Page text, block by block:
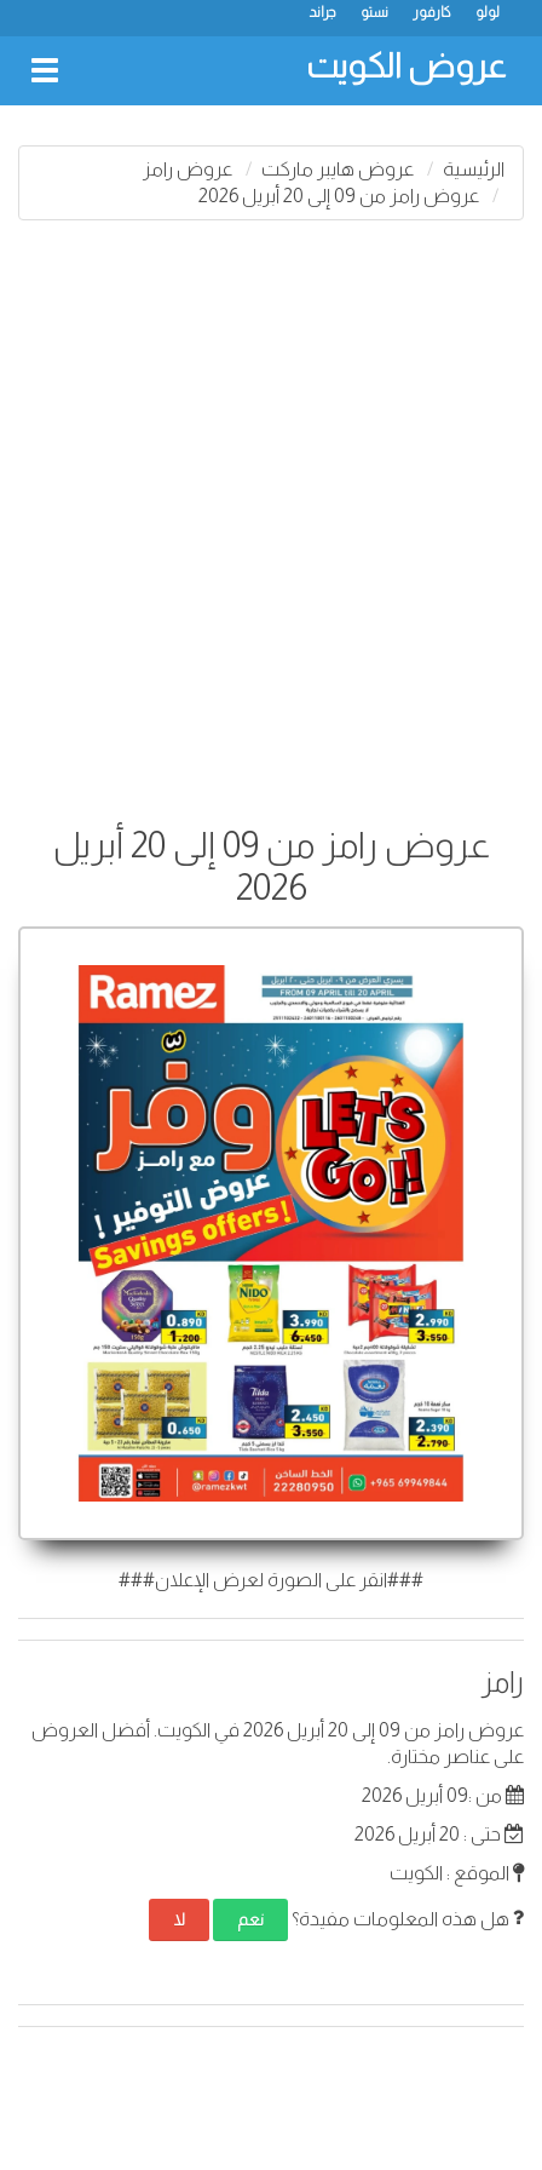
جراند نستو كارفور لولو
عروض الكويت
الرئيسية عروض هايبر ماركت
عروض رامز
عروض رامز من 09 إلى 20 أبريل 2026
عروض رامز من 09 إلى 20 أبريل
2026
###انقر على الصورة لعرض الإعلان###
رامز
عروض رامز من 09 إلى 20 أبريل 2026 في الكويت. أفضل العروض
على عناصر مختارة.
من :09 أبريل 2026
حتى : 20 أبريل 2026
الموقع : الكويت
هل هذه المعلومات مفيدة؟ نعم لا